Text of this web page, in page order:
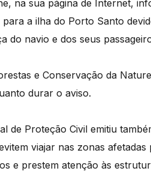
na sua página de Internet,
a ilha do Porto Santo
do navio e dos seus
e Conservação da
durar o aviso.
de Proteção Civil emitiu
viajar nas zonas
e prestem atenção às